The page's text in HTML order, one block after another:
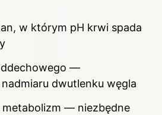
w którym pH krwi spada
—
dwutlenku węgla
metabolizm — niezbędne